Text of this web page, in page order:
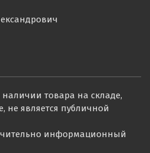
товара на складе,
не является публичной
информационный